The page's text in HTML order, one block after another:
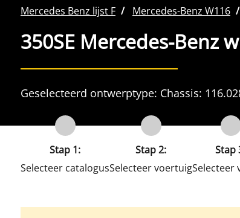
Mercedes Benz lijst F Mercedes-Benz W116
350SE Mercedes-Benz
Geselecteerd ontwerptype: Chassis:
Stap 1:
Selecteer catalogus
Stap 2:
Selecteer voertuig
Stap
Selecteer